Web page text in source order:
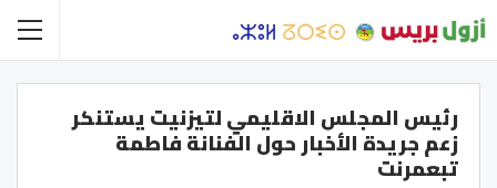
رئيس المجلس الاقليمي لتيزنيت يستنكر
زعم جريدة الأخبار حول الفنانة فاطمة
تبعمرنت